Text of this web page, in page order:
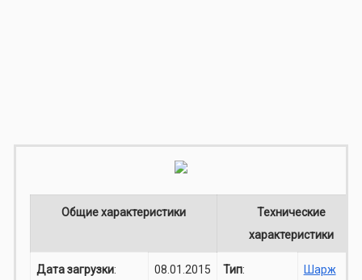
Общие характеристики
Технические
характеристики
Дата загрузки: 08.01.2015 Тип: Шарж